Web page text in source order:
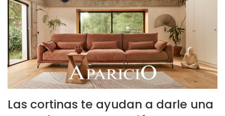
Las cortinas te ayudan a darle una